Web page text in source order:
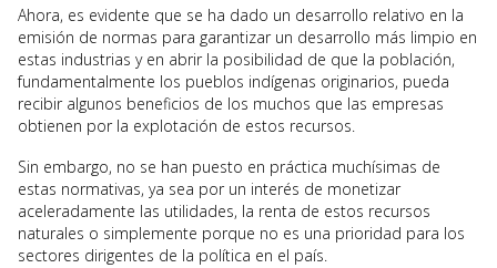
Ahora, es evidente que se ha dado un desarrollo relativo en la
emisión de normas para garantizar un desarrollo más limpio en
estas industrias y en abrir la posibilidad de que la población,
fundamentalmente los pueblos indígenas originarios, pueda
recibir algunos beneficios de los muchos que las empresas
obtienen por la explotación de estos recursos.
Sin embargo, no se han puesto en práctica muchísimas de
estas normativas, ya sea por un interés de monetizar
aceleradamente las utilidades, la renta de estos recursos
naturales o simplemente porque no es una prioridad para los
sectores dirigentes de la política en el país.